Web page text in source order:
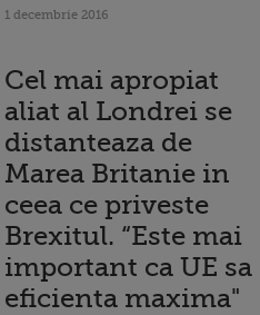
1 decembrie 2016
Cel mai apropiat
aliat al Londrei se
distanteaza de
Marea Britanie in
ceea ce priveste
Brexitul. “Este mai
important ca UE
eficienta maxima"